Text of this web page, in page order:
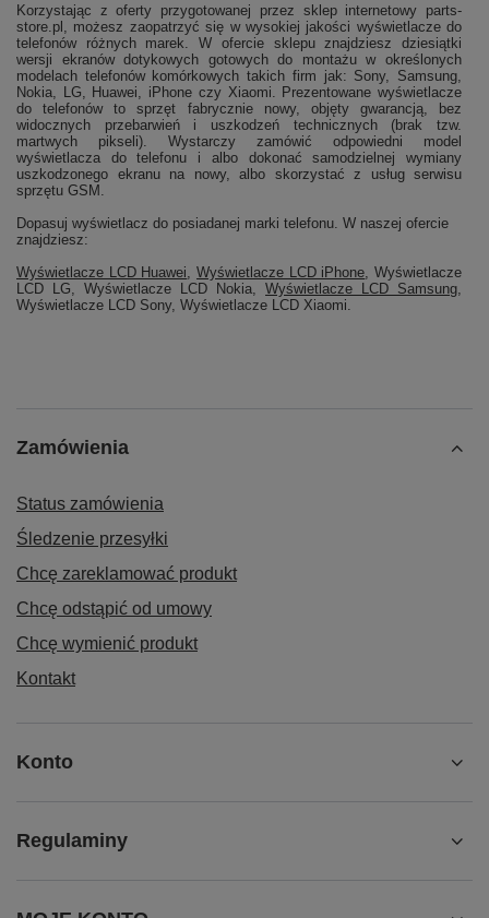
Korzystając z oferty przygotowanej przez sklep internetowy parts-
store.pl, możesz zaopatrzyć się w wysokiej jakości wyświetlacze do
telefonów różnych marek. W ofercie sklepu znajdziesz dziesiątki
wersji ekranów dotykowych gotowych do montażu w określonych
modelach telefonów komórkowych takich firm jak: Sony, Samsung,
Nokia, LG, Huawei, iPhone czy Xiaomi. Prezentowane wyświetlacze
do telefonów to sprzęt fabrycznie nowy, objęty gwarancją, bez
widocznych przebarwień i uszkodzeń technicznych (brak tzw.
martwych pikseli). Wystarczy zamówić odpowiedni model
wyświetlacza do telefonu i albo dokonać samodzielnej wymiany
uszkodzonego ekranu na nowy, albo skorzystać z usług serwisu
sprzętu GSM.
Dopasuj wyświetlacz do posiadanej marki telefonu. W naszej ofercie
znajdziesz:
Wyświetlacze LCD Huawei ,Wyświetlacze LCD iPhone , Wyświetlacze
LCD LG, Wyświetlacze LCD Nokia, Wyświetlacze LCD Samsung
Wyświetlacze LCD Sony, Wyświetlacze LCD Xiaomi.
Zamówienia
Status zamówienia
Śledzenie przesyłki
Chcę zareklamować produkt
Chcę odstąpić od umowy
Chcę wymienić produkt
Kontakt
Konto
Regulaminy